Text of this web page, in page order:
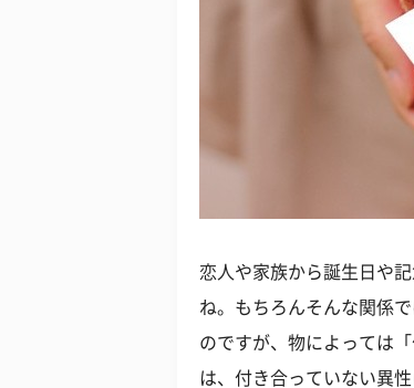
恋人や家族から誕生日や
ね。もちろんそんな関係
のですが、物によっては
は、付き合っていない異